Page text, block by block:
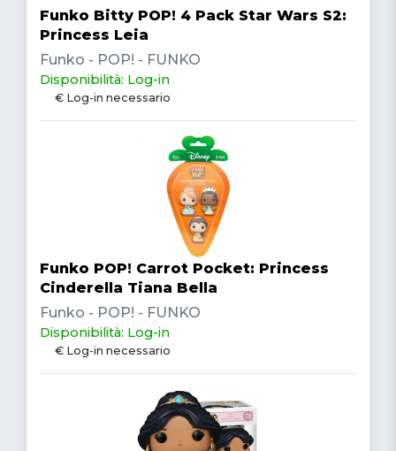
Funko Bitty POP! 4 Pack Star Wars S2:
Princess Leia
Funko - POP! - FUNKO
Disponibilità: Log-in
€ Log-in necessario
Funko POP! Carrot Pocket: Princess
Cinderella Tiana Bella
Funko - POP! - FUNKO
Disponibilità: Log-in
€ Log-in necessario